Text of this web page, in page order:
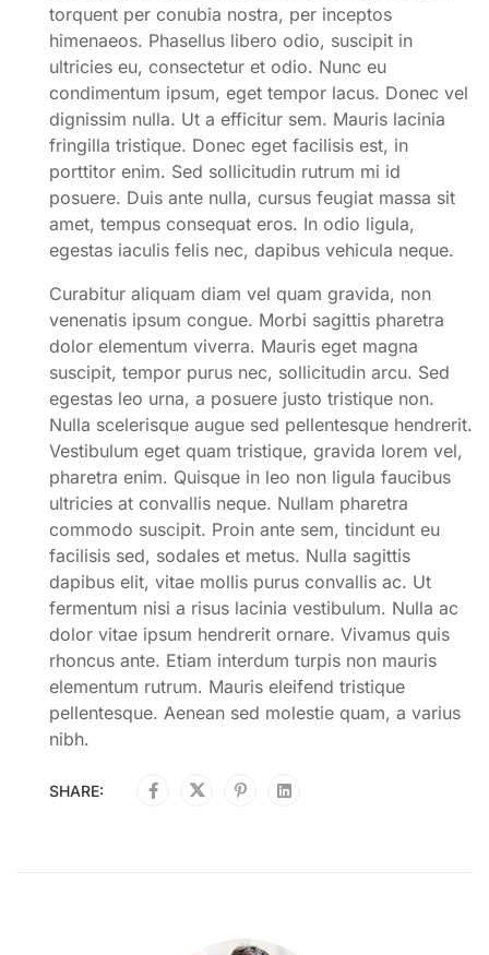
torquent per conubia nostra, per inceptos
himenaeos. Phasellus libero odio, suscipit in
ultricies eu, consectetur et odio. Nunc eu
condimentum ipsum, eget tempor lacus. Donec vel
dignissim nulla. Ut a efficitur sem. Mauris lacinia
fringilla tristique. Donec eget facilisis est, in
porttitor enim. Sed sollicitudin rutrum mi id
posuere. Duis ante nulla, cursus feugiat massa sit
amet, tempus consequat eros. In odio ligula,
egestas iaculis felis nec, dapibus vehicula neque.
Curabitur aliquam diam vel quam gravida, non
venenatis ipsum congue. Morbi sagittis pharetra
dolor elementum viverra. Mauris eget magna
suscipit, tempor purus nec, sollicitudin arcu. Sed
egestas leo urna, a posuere justo tristique non.
Nulla scelerisque augue sed pellentesque hendrerit.
Vestibulum eget quam tristique, gravida lorem vel,
pharetra enim. Quisque in leo non ligula faucibus
ultricies at convallis neque. Nullam pharetra
commodo suscipit. Proin ante sem, tincidunt eu
facilisis sed, sodales et metus. Nulla sagittis
dapibus elit, vitae mollis purus convallis ac. Ut
fermentum nisi a risus lacinia vestibulum. Nulla ac
dolor vitae ipsum hendrerit ornare. Vivamus quis
rhoncus ante. Etiam interdum turpis non mauris
elementum rutrum. Mauris eleifend tristique
pellentesque. Aenean sed molestie quam, a varius
nibh.
SHARE: